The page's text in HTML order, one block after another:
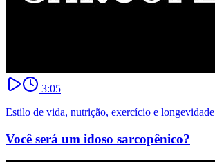
3:05
Estilo de vida, nutrição, exercício e longevidade
Você será um idoso sarcopênico?